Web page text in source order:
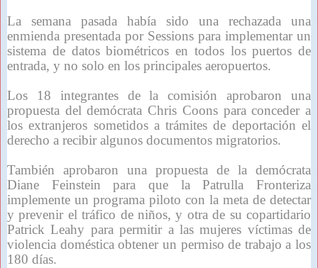
La semana pasada había sido una rechazada una
enmienda presentada por Sessions para implementar un
sistema de datos biométricos en todos los puertos de
entrada, y no solo en los principales aeropuertos.
Los 18 integrantes de la comisión aprobaron una
propuesta del demócrata Chris Coons para conceder a
los extranjeros sometidos a trámites de deportación el
derecho a recibir algunos documentos migratorios.
También aprobaron una propuesta de la demócrata
Diane Feinstein para que la Patrulla Fronteriza
implemente un programa piloto con la meta de detectar
y prevenir el tráfico de niños, y otra de su copartidario
Patrick Leahy para permitir a las mujeres víctimas de
violencia doméstica obtener un permiso de trabajo a los
180 días.